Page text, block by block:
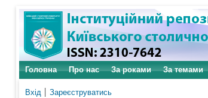
Головна Про нас За роками За темами
Вхід Зареєструватись